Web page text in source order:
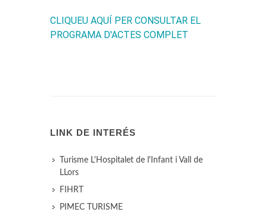
CLIQUEU AQUÍ PER CONSULTAR EL
PROGRAMA D'ACTES COMPLET
LINK DE INTERÉS
Turisme L'Hospitalet de l'Infant i Vall de
LLors
FIHRT
PIMEC TURISME